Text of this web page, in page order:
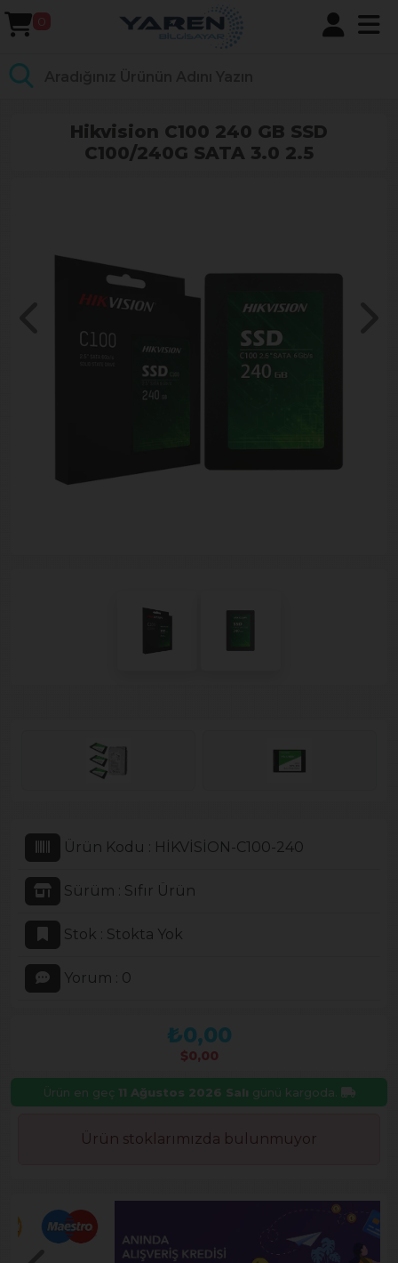
0
Hikvision C100 240 GB SSD
C100/240G SATA 3.0 2.5
Ürün Kodu : HİKVİSİON-C100-240
Sürüm : Sıfır Ürün
Stok : Stokta Yok
Yorum : 0
₺0,00
$0,00
Ürün en geç 11 Ağustos 2026 Salı günü kargoda.
Ürün stoklarımızda bulunmuyor